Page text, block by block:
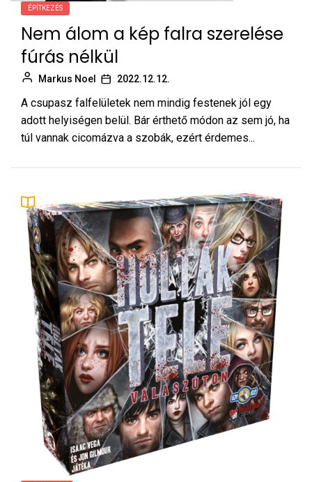
ÉPÍTKEZÉS
Nem álom a kép falra szerelése
fúrás nélkül
Markus Noel 2022.12.12.
A csupasz falfelületek nem mindig festenek jól egy
adott helyiségen belül. Bár érthető módon az sem jó, ha
túl vannak cicomázva a szobák, ezért érdemes...